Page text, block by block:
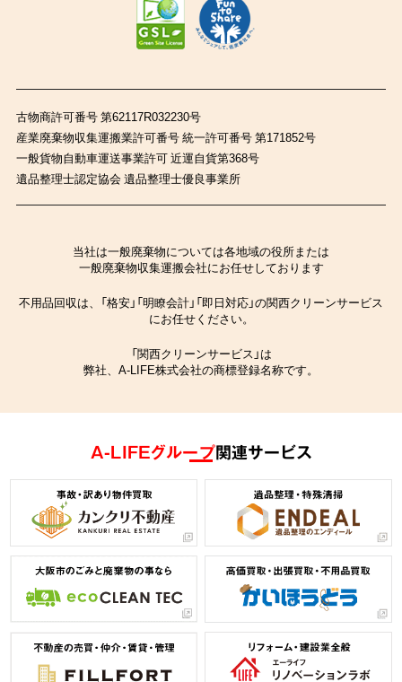
古物商許可番号 第62117R032230号
産業廃棄物収集運搬業許可番号 統一許可番号 第171852号
一般貨物自動車運送事業許可 近運自貨第368号
遺品整理士認定協会 遺品整理士優良事業所
当社は一般廃棄物については各地域の役所または
一般廃棄物収集運搬会社にお任せしております
不用品回収は、「格安」「明瞭会計」「即日対応」の関西クリーンサービス
にお任せください。
「関西クリーンサービス」は
弊社、A-LIFE株式会社の商標登録名称です。
A-LIFEグループ関連サービス